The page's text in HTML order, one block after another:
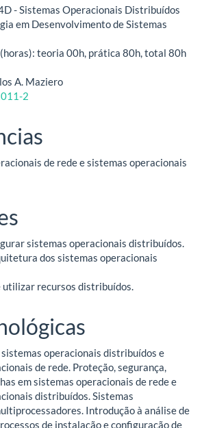
- Sistemas Operacionais Distribuídos
em Desenvolvimento de Sistemas
(horas): teoria 00h, prática 80h, total 80h
A. Maziero
2
de rede e sistemas operacionais
sistemas operacionais distribuídos.
dos sistemas operacionais
recursos distribuídos.
operacionais distribuídos e
de rede. Proteção, segurança,
em sistemas operacionais de rede e
distribuídos. Sistemas
Introdução à análise de
de instalação e configuração de